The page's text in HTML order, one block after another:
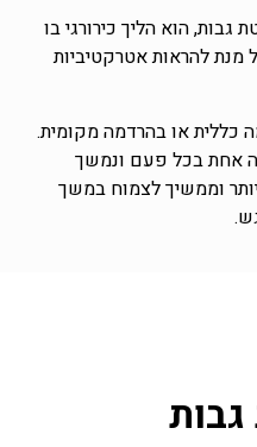
גבות, הוא הליך כירורגי בו
מנת להראות אטרקטיביות
כללית או בהרדמה מקומית.
אחת בכל פעם ונמשך
וממשיך לצמוח במשך